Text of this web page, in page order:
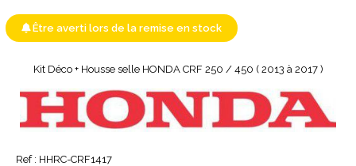
Kit Déco + Housse selle HONDA CRF 250 / 450 ( 2013 à 2017 )
Ref : HHRC-CRF1417
Être averti lors de la remise en stock